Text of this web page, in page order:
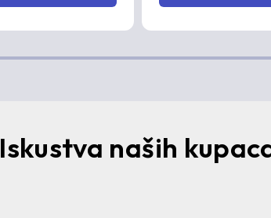
Iskustva naših